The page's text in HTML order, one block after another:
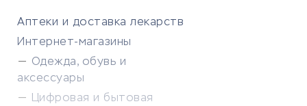
Аптеки и доставка лекарств
Интернет-магазины
Одежда, обувь и
аксессуары
Цифровая и бытовая